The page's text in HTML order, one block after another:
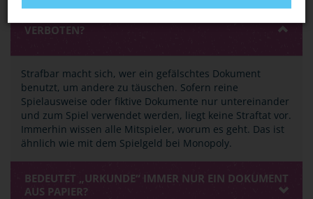
BASTELN MEINE FREUNDE UND ICH UNS GERN
VERBOTEN?
Strafbar macht sich, wer ein gefälschtes Dokument
benutzt, um andere zu täuschen. Sofern reine
Spielausweise oder fiktive Dokumente nur untereinander
und zum Spiel verwendet werden, liegt keine Straftat vor.
Immerhin wissen alle Mitspieler, worum es geht. Das ist
ähnlich wie mit dem Spielgeld bei Monopoly.
BEDEUTET „URKUNDE“ IMMER NUR EIN DOKUMENT
AUS PAPIER?